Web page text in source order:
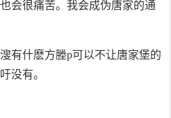
会很痛苦。我会成伪唐家的通
有什麽方塍p可以不让唐家堡的
没有。